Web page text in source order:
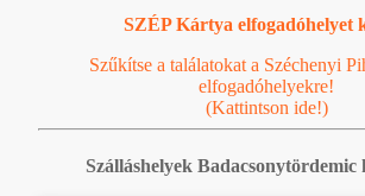
SZÉP Kártya elfogadóhelyet
Szűkítse a találatokat a Széchenyi
elfogadóhelyekre!
(Kattintson ide!)
Szálláshelyek Badacsonytördemic